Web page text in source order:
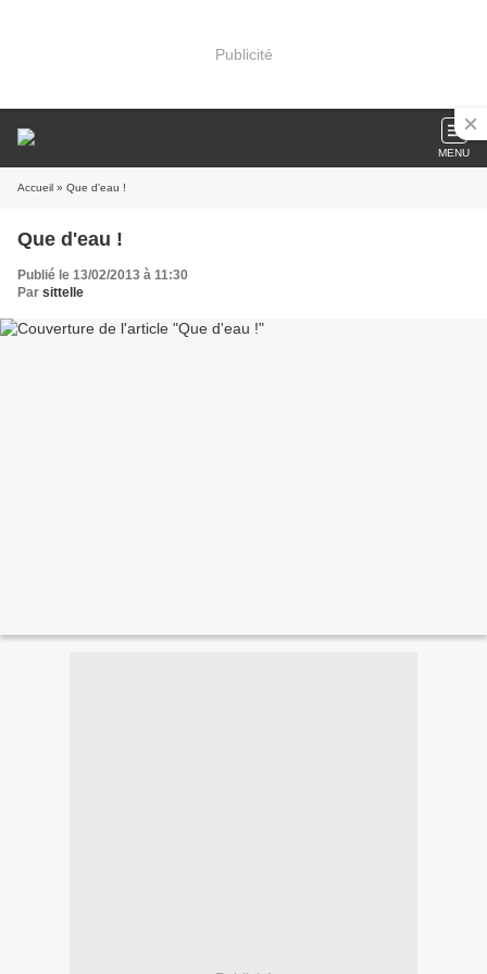
Publicité
MENU
Accueil » Que d'eau !
Que d'eau !
Publié le 13/02/2013 à 11:30
Par sittelle